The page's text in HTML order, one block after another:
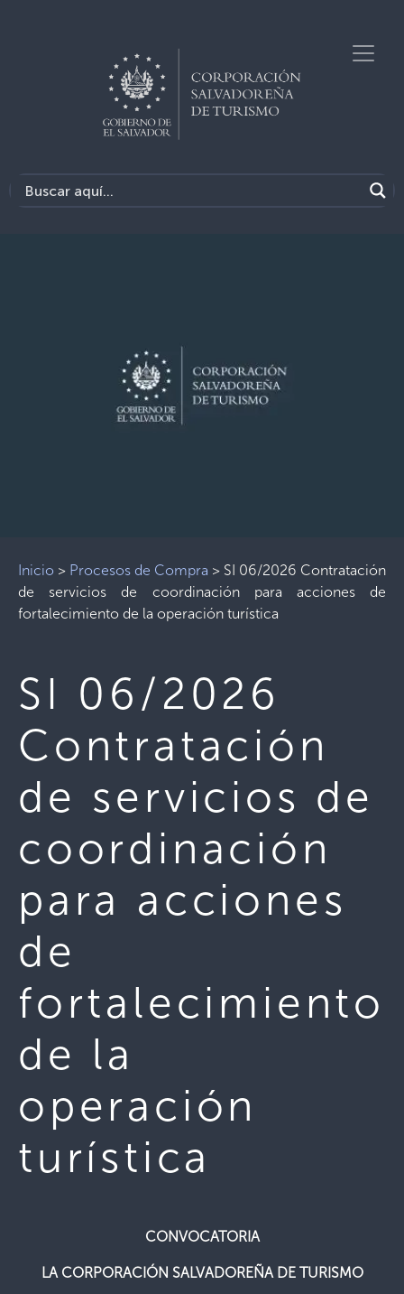
Inicio > Procesos de Compra > SI 06/2026 Contratación
de servicios de coordinación para acciones de
fortalecimiento de la operación turística
SI 06/2026
Contratación
de servicios de
coordinación
para acciones
de
fortalecimiento
de la
operación
turística
CONVOCATORIA
LA CORPORACIÓN SALVADOREÑA DE TURISMO